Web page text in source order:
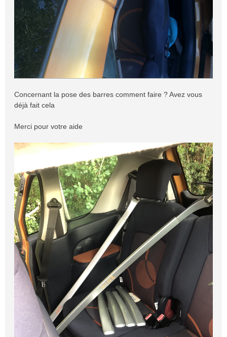
Concernant la pose des barres comment faire ? Avez vous
déjà fait cela
Merci pour votre aide